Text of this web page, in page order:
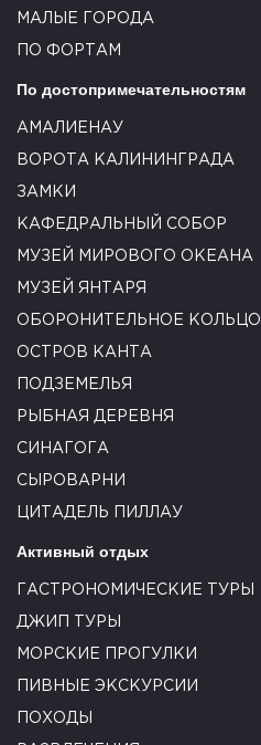
МАЛЫЕ ГОРОДА
ПО ФОРТАМ
По достопримечательностям
АМАЛИЕНАУ
ВОРОТА КАЛИНИНГРАДА
ЗАМКИ
КАФЕДРАЛЬНЫЙ СОБОР
МУЗЕЙ МИРОВОГО ОКЕАНА
МУЗЕЙ ЯНТАРЯ
ОБОРОНИТЕЛЬНОЕ КОЛЬЦО
ОСТРОВ КАНТА
ПОДЗЕМЕЛЬЯ
РЫБНАЯ ДЕРЕВНЯ
СИНАГОГА
СЫРОВАРНИ
ЦИТАДЕЛЬ ПИЛЛАУ
Активный отдых
ГАСТРОНОМИЧЕСКИЕ ТУРЫ
ДЖИП ТУРЫ
МОРСКИЕ ПРОГУЛКИ
ПИВНЫЕ ЭКСКУРСИИ
ПОХОДЫ